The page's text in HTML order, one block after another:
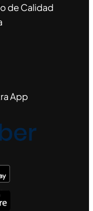
de Calidad
App